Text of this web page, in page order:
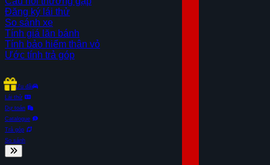
Đăng ký lái thử
So sánh xe
Tính giá lăn bánh
Tính bảo hiểm thân vỏ
Ước tính trả góp
Ưu đãi
Lái thử
Dự toán
Catalogue
Trả góp
So sánh